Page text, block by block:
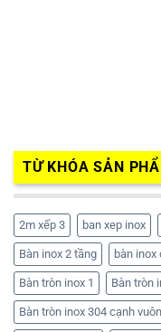
TỪ KHÓA SẢN
2m xếp 3 ban xep inox
Bàn inox 2 tầng bàn inox
Bàn tròn inox 1 Bàn tròn
Bàn tròn inox 304 cạnh